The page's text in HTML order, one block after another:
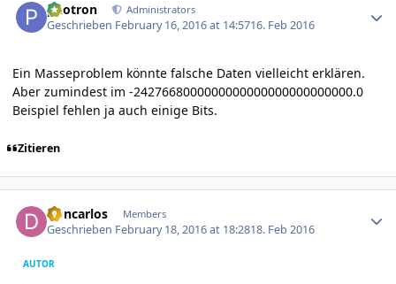
photron Administrators
Geschrieben February 16, 2016 at 14:5716. Feb 2016
Ein Masseproblem könnte falsche Daten vielleicht erklären.
Aber zumindest im -2427668000000000000000000000000.0
Beispiel fehlen ja auch einige Bits.
Zitieren
Doncarlos Members
Geschrieben February 18, 2016 at 18:2818. Feb 2016
AUTOR